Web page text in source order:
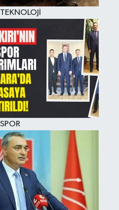
TEKNOLOJİ
SPOR